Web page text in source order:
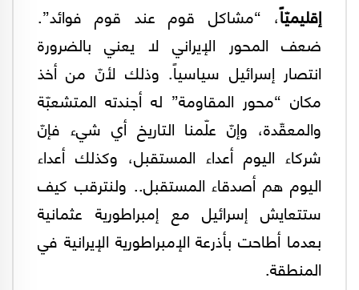
إقليميّاً، “مشاكل قوم عند قوم فوائد”.
ضعف المحور الإيراني لا يعني بالضرورة
انتصار إسرائيل سياسياً. وذلك لأنّ من أخذ
مكان “محور المقاومة” له أجندته المتشعبّة
والمعقّدة، وإنّ علّمنا التاريخ أي شيء فإنّ
شركاء اليوم أعداء المستقبل، وكذلك أعداء
اليوم هم أصدقاء المستقبل.. ولنترقب كيف
ستتعايش إسرائيل مع إمبراطورية عثمانية
بعدما أطاحت بأذرعة الإمبراطورية الإيرانية في
المنطقة.